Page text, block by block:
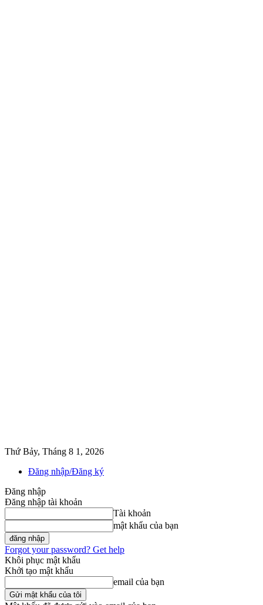
Thứ Bảy, Tháng 8 1, 2026
Đăng nhập/Đăng ký
Đăng nhập
Đăng nhập tài khoản
Tài khoản
mật khẩu của bạn
Forgot your password? Get help
Khôi phục mật khẩu
Khởi tạo mật khẩu
email của bạn